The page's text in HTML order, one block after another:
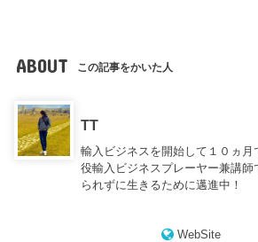
ABOUT この記事をかいた人
TT
輸入ビジネスを開始して１０ヵ月
役輸入ビジネスプレーヤー兼講
られずに生きるために邁進中！
WebSite